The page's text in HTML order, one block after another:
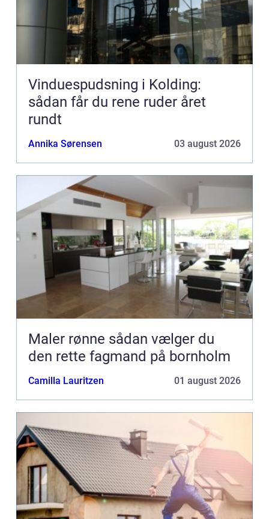
Vinduespudsning i Kolding:
sådan får du rene ruder året
rundt
Annika Sørensen 03 august 2026
Maler rønne sådan vælger du
den rette fagmand på bornholm
Camilla Lauritzen 01 august 2026